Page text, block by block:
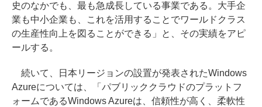
史のなかでも、最も急成長している事業である。大手企
業も中小企業も、これを活用することでワールドクラス
の生産性向上を図ることができる」と、その実績をアピ
ールする。
続いて、日本リージョンの設置が発表されたWindows
Azureについては、「パブリッククラウドのプラットフ
ォームであるWindows Azureは、信頼性が高く、柔軟性